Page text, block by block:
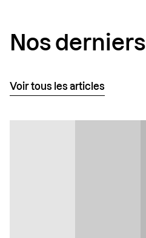
Nos derniers
Voir tous les articles